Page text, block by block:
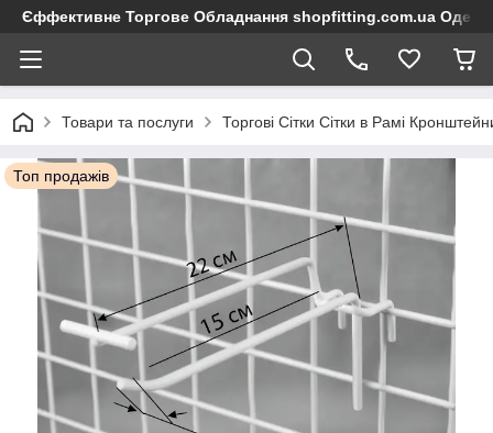
Єффективне Торгове Обладнання shopfitting.com.ua Одеса
Товари та послуги Торгові Сітки Сітки в Рамі
Топ продажів